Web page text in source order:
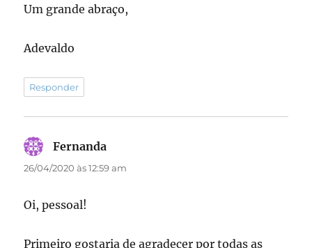
Um grande abraço,
Adevaldo
Responder
Fernanda
26/04/2020 às 12:59 am
Oi, pessoal!
Primeiro gostaria de agradecer por todas as